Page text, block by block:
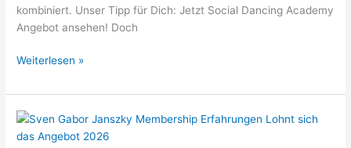
kombiniert. Unser Tipp für Dich: Jetzt Social Dancing Academy
Angebot ansehen! Doch
Social
Academy
by
Weiterlesen »